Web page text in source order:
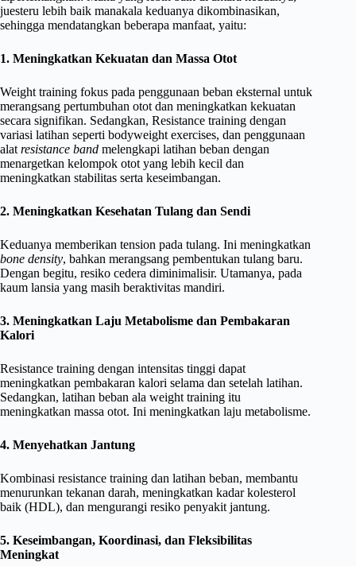
juesteru lebih baik manakala keduanya dikombinasikan,
sehingga mendatangkan beberapa manfaat, yaitu:
1. Meningkatkan Kekuatan dan Massa Otot
Weight training fokus pada penggunaan beban eksternal untuk
merangsang pertumbuhan otot dan meningkatkan kekuatan
secara signifikan. Sedangkan, Resistance training dengan
variasi latihan seperti bodyweight exercises, dan penggunaan
alat resistance band melengkapi latihan beban dengan
menargetkan kelompok otot yang lebih kecil dan
meningkatkan stabilitas serta keseimbangan.
2. Meningkatkan Kesehatan Tulang dan Sendi
Keduanya memberikan tension pada tulang. Ini meningkatkan
bone density, bahkan merangsang pembentukan tulang baru.
Dengan begitu, resiko cedera diminimalisir. Utamanya, pada
kaum lansia yang masih beraktivitas mandiri.
3. Meningkatkan Laju Metabolisme dan Pembakaran
Kalori
Resistance training dengan intensitas tinggi dapat
meningkatkan pembakaran kalori selama dan setelah latihan.
Sedangkan, latihan beban ala weight training itu
meningkatkan massa otot. Ini meningkatkan laju metabolisme.
4. Menyehatkan Jantung
Kombinasi resistance training dan latihan beban, membantu
menurunkan tekanan darah, meningkatkan kadar kolesterol
baik (HDL), dan mengurangi resiko penyakit jantung.
5. Keseimbangan, Koordinasi, dan Fleksibilitas
Meningkat